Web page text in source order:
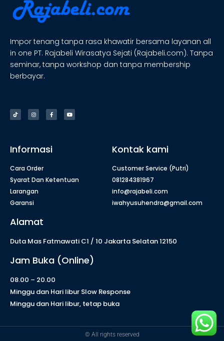
Impor tenang tanpa rasa khawatir bersama layanan all
in one PT. Rajabeli Wirasatya Sejati (Rajabeli.com). Tanpa
seminar, tanpa workshop dan tanpa membership
berbayar.
Informasi
Cara Order
Syarat Dan Ketentuan
Larangan
Garansi
Kontak kami
Customer Service (Putri)
081284381967
info@rajabeli.com
iwahyusuhendra@gmail.com
Alamat
Duta Mas Fatmawati C1 / 10 Jakarta Selatan 12150
Jam Buka (Online)
08.00 – 20.00
Minggu dan Hari libur Slow Response
Minggu dan Hari libur, tetap buka
© All rights reserved